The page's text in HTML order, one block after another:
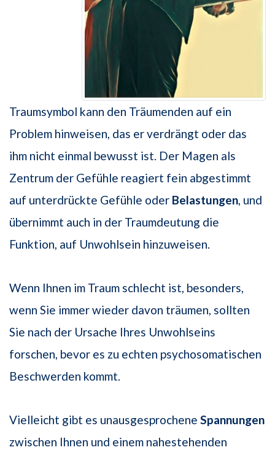
Traumsymbol kann den Träumenden auf ein
Problem hinweisen, das er verdrängt oder das
ihm nicht einmal bewusst ist. Der Magen als
Zentrum der Gefühle reagiert fein abgestimmt
auf unterdrückte Gefühle oder Belastungen, und
übernimmt auch in der Traumdeutung die
Funktion, auf Unwohlsein hinzuweisen.
Wenn Ihnen im Traum schlecht ist, besonders,
wenn Sie immer wieder davon träumen, sollten
Sie nach der Ursache Ihres Unwohlseins
forschen, bevor es zu echten psychosomatischen
Beschwerden kommt.
Vielleicht gibt es unausgesprochene Spannungen
zwischen Ihnen und einem nahestehenden